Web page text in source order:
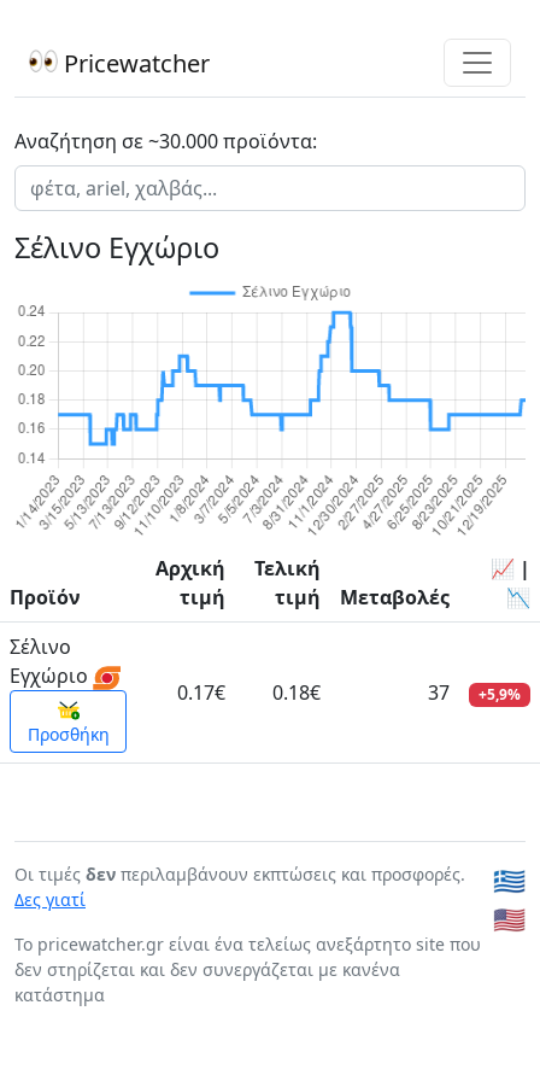
Pricewatcher
Αναζήτηση σε ~30.000 προϊόντα:
Σέλινο Εγχώριο
Προϊόν
Αρχική
τιμή
Τελική
τιμή
Μεταβολές
📈 |
📉
Σέλινο
Εγχώριο
Προσθήκη
0.17€ 0.18€ 37 +5,9%
Οι τιμές δεν περιλαμβάνουν εκπτώσεις και προσφορές.
Δες γιατί
To pricewatcher.gr είναι ένα τελείως ανεξάρτητο site που
δεν στηρίζεται και δεν συνεργάζεται με κανένα
κατάστημα
🇬🇷
🇺🇸